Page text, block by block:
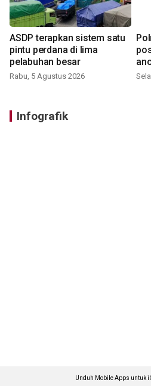
ASDP terapkan sistem satu
pintu perdana di lima
pelabuhan besar
Rabu, 5 Agustus 2026
Infografik
Unduh Mobile Apps untuk